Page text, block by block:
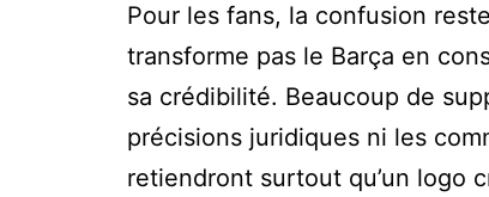
Pour les fans, la confusion
transforme pas le Barça en
sa crédibilité. Beaucoup de
précisions juridiques ni les
retiendront surtout qu’un logo